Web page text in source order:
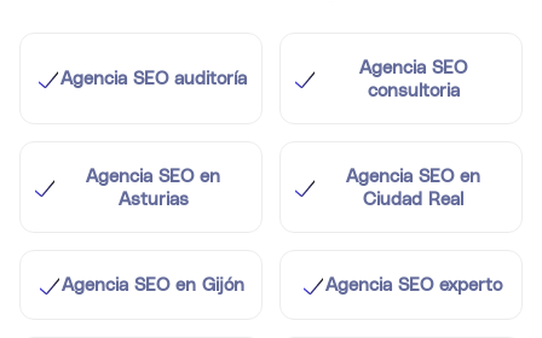
Agencia SEO auditoría
Agencia SEO
consultoria
Agencia SEO en
Asturias
Agencia SEO en
Ciudad Real
Agencia SEO en Gijón Agencia SEO experto